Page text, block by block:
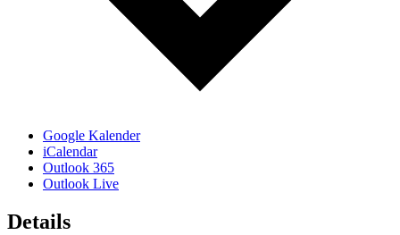
Google Kalender
iCalendar
Outlook 365
Outlook Live
Details